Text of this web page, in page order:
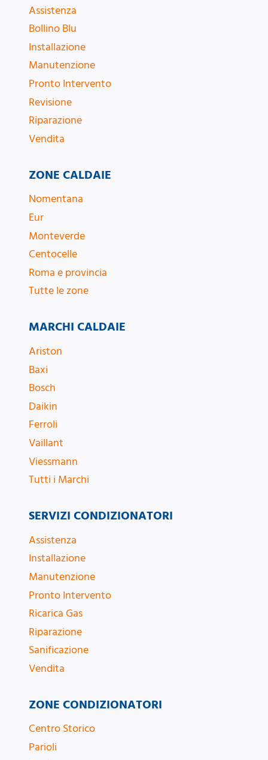
Assistenza
Bollino Blu
Installazione
Manutenzione
Pronto Intervento
Revisione
Riparazione
Vendita
ZONE CALDAIE
Nomentana
Eur
Monteverde
Centocelle
Roma e provincia
Tutte le zone
MARCHI CALDAIE
Ariston
Baxi
Bosch
Daikin
Ferroli
Vaillant
Viessmann
Tutti i Marchi
ZONE CONDIZIONATORI
Centro Storico
Parioli
SERVIZI CONDIZIONATORI
Assistenza
Installazione
Manutenzione
Pronto Intervento
Ricarica Gas
Riparazione
Sanificazione
Vendita